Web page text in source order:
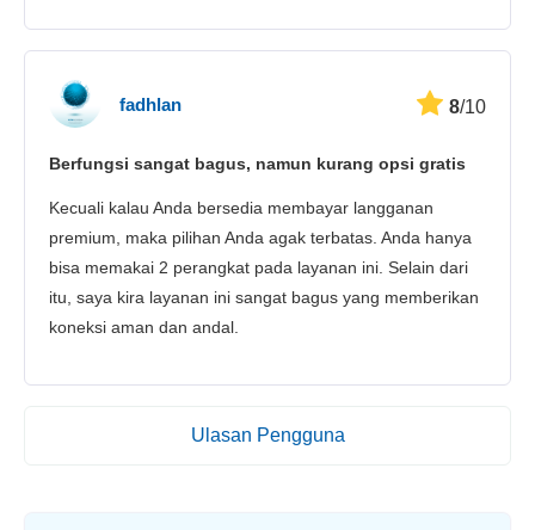
fadhlan 8/10
Berfungsi sangat bagus, namun kurang opsi gratis
Kecuali kalau Anda bersedia membayar langganan
premium, maka pilihan Anda agak terbatas. Anda hanya
bisa memakai 2 perangkat pada layanan ini. Selain dari
itu, saya kira layanan ini sangat bagus yang memberikan
koneksi aman dan andal.
Ulasan Pengguna